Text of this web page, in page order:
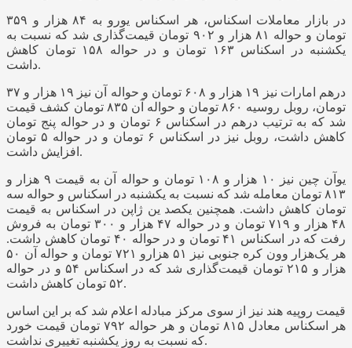
در بازار معاملات اسکناس، هر اسکناس یورو به ۸۴ هزار و ۳۵۹
تومان و حواله ۸۱ هزار و ۹۰۲ تومان قیمت‌گذاری شد که نسبت به
یکشنبه در اسکناس ۱۶۳ تومان و در حواله ۱۵۸ تومان کاهش
داشت.
درهم امارات نیز ۱۹ هزار و ۶۰۸ تومان و حواله آن نیز ۱۹ هزار و ۳۷
تومان، روبل روسیه ۸۶۰ تومان و حواله آن ۸۳۵ تومان کشف قیمت
شد که به ترتیب درهم در اسکناس ۶ تومان و در حواله پنج تومان
کاهش داشت، روبل نیز در اسکناس ۶ تومان و در حواله ۵ تومان
افزایش داشت.
یوآن چین نیز ۱۰ هزار و ۱۰۸ تومان و حواله آن به قیمت ۹ هزار و
۸۱۳ تومان معامله شد که نسبت به یکشنبه در اسکناس و حواله سه
تومان کاهش داشت. همچنین یکصد ین ژاپن در اسکناس به قیمت
۴۸ هزار و ۷۱۹ تومان و در حواله ۴۷ هزار و ۳۰۰ تومان به فروش
رفت که در اسکناس ۴۱ تومان و در حواله ۴۰ تومان کاهش داشت.
هر یک‌هزار وون کره جنوبی نیز ۵۱ هزارو ۷۲۱ تومان و حواله آن ۵۰
هزار و ۲۱۵ تومان قیمت‌گذاری شد که در اسکناس ۵۴ و در حواله
۵۲ تومان کاهش داشت.
قیمت روپیه هند نیز از سوی مرکز مبادله اعلام شد که بر این اساس
هر اسکناس معادل ۸۱۵ تومان و هر حواله ۷۹۲ تومان قیمت خورد
که نسبت به روز یکشنبه تغییری نداشت.